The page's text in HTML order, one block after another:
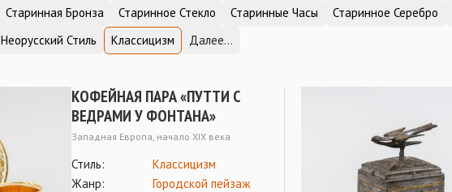
Старинная Бронза Старинное Стекло Старинные Часы Старинное Серебро
Неорусский Стиль Классицизм Далее...
КОФЕЙНАЯ ПАРА «ПУТТИ С
ВЕДРАМИ У ФОНТАНА»
Западная Европа, начало XIX века
Стиль:
Классицизм
Жанр:
Городской пейзаж